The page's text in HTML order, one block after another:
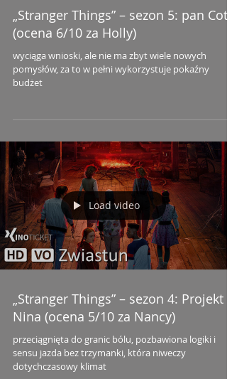
„Stranger Things” – sezon 5: pan Coto
(ocena 6/10 za Holly)
wyciąga wnioski, ale nie ma zbyt wiele nowych
pomysłów, za to w pełni wykorzystuje pokaźny
budżet
Load video
„Stranger Things” – sezon 4: Projekt
Nina (ocena 5/10 za Nancy)
przeciągnięta do granic bólu, pozbawiona logiki i
sensu jazda bez trzymanki, która niweczy
dotychczasowy klimat